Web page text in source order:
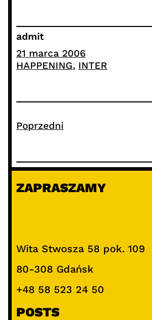
admit
21 marca 2006
HAPPENING, INTER
Poprzedni
ZAPRASZAMY
Wita Stwosza 58 pok. 109
80-308 Gdańsk
+48 58 523 24 50
POSTS